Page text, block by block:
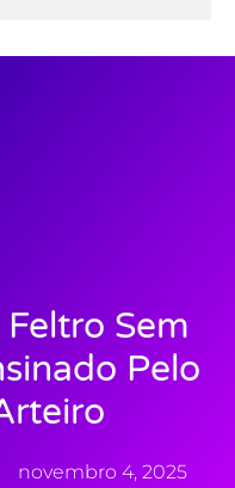
Sem
Pelo
novembro 4, 2025